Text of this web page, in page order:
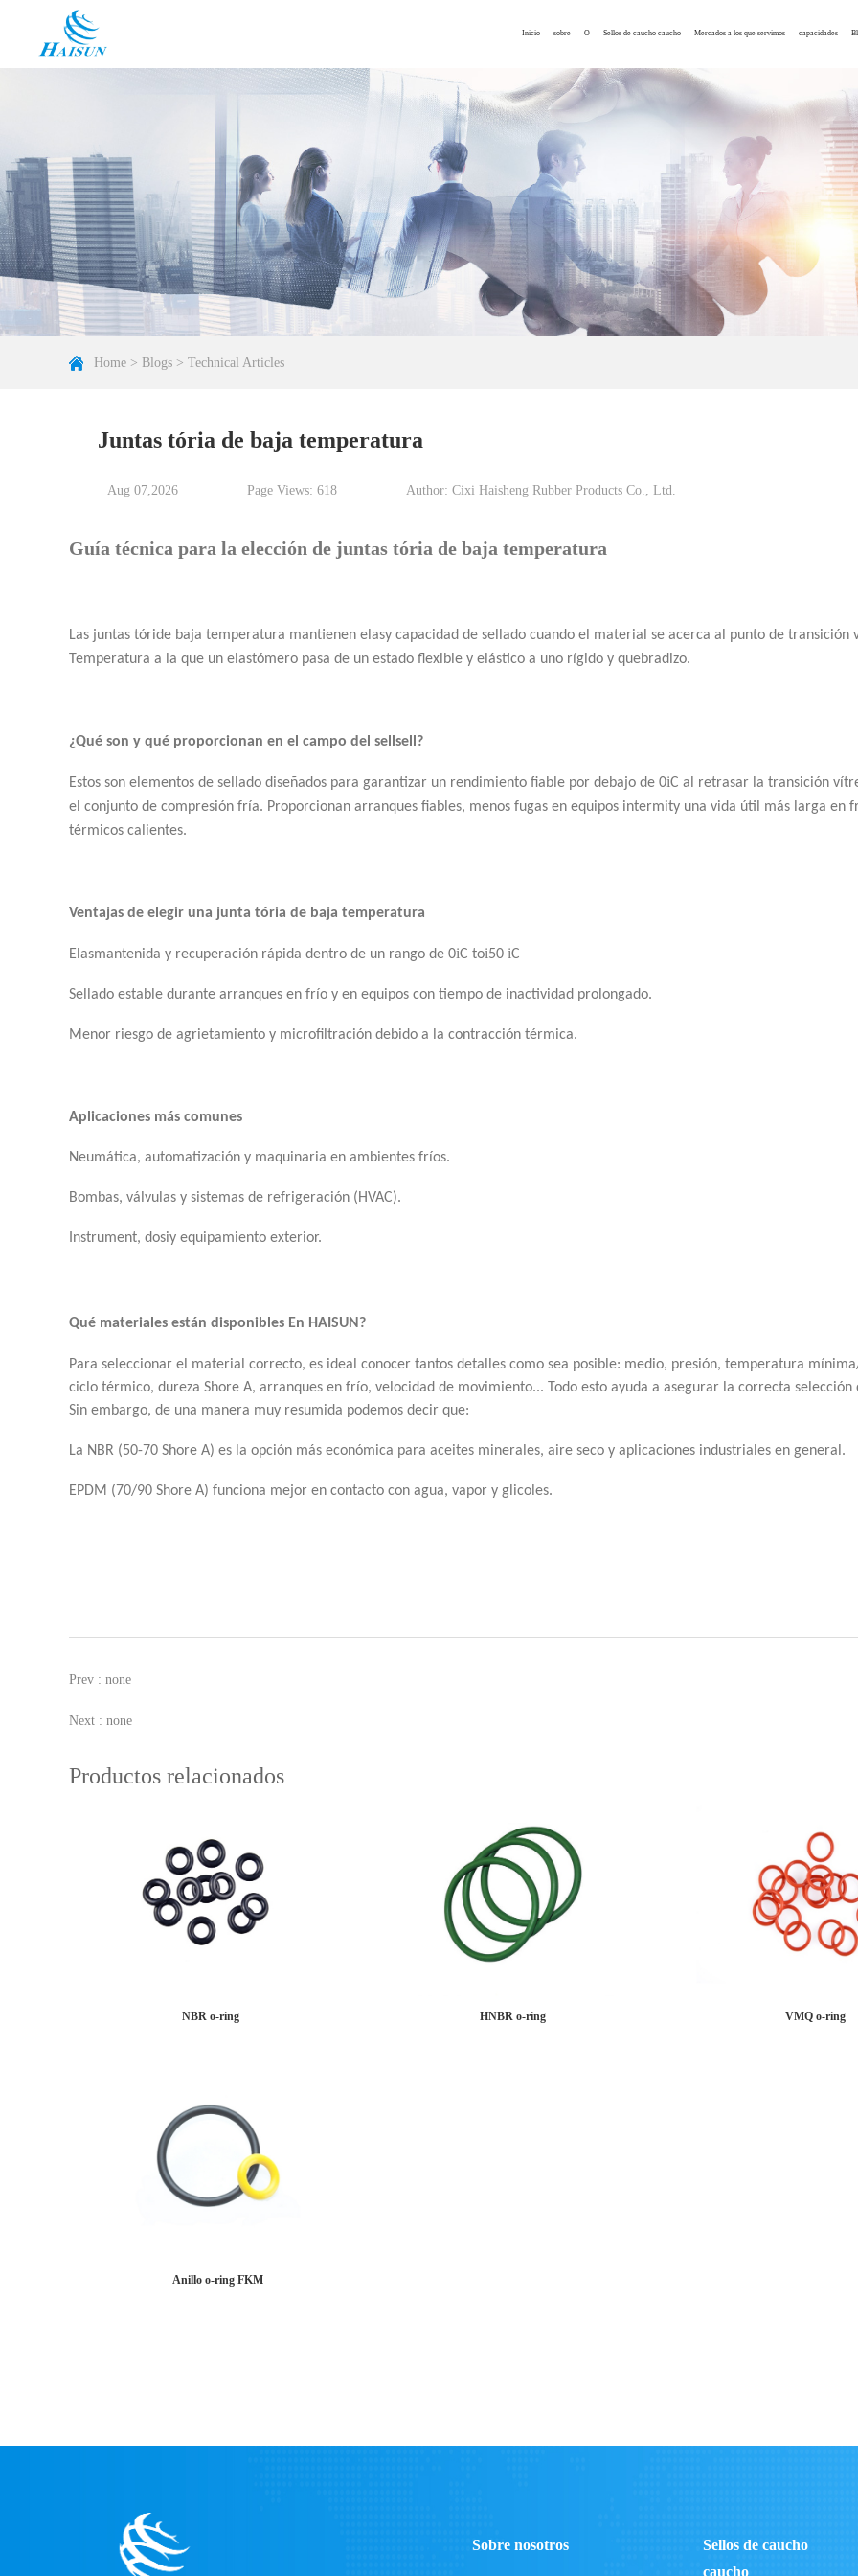
Inicio sobre
Perfil de la empresa
Certificado de patente
Visita a la fábrica
Declaración de privacidad
Términos y condiciones
O
NBR o-ring
HNBR o-ring
VMQ o-ring
Anillo o-ring FKM
EPDM o-ring
Anillo o
CR o-ring
Sellos de caucho caucho
Fabricación en
Anillo de caucho
Fabricación fabricación
Fabricación a partir de caucho
Piezas de caucho a medida
Kits de anillo tóri
Sello de aceite
Sello hidráulico
Mercados a los que servimos
Los teléfonos inteligentes
Piezas de automóviles
Sistema de seguridad
aeroespacial
Equipos de comunicación
Dispositivo médico
Maquinaria alimentaria
capacidades
Servicio de piezas
Servicio
Fabricación en sala
Noticias
Artículos
Home > Blogs > Technical Articles
Juntas tória de baja temperatura
Aug 07,2026 Page Views: 618 Author: Cixi Haisheng Rubber Products Co., Ltd.
Guía técnica para la elección de juntas tória de baja temperatura
Las juntas tóride baja temperatura mantienen elasy capacidad de sellado cuando el material se acerca al punto de transición
Temperatura a la que un elastómero pasa de un estado flexible y elástico a uno rígido y quebradizo.
¿Qué son y qué proporcionan en el campo del sellsell?
Estos son elementos de sellado diseñados para garantizar un rendimiento fiable por debajo de 0iC al retrasar la transición
el conjunto de compresión fría. Proporcionan arranques fiables, menos fugas en equipos intermity una vida útil más larga en
térmicos calientes.
Ventajas de elegir una junta tória de baja temperatura
Elasmantenida y recuperación rápida dentro de un rango de 0iC toi50 iC
Sellado estable durante arranques en frío y en equipos con tiempo de inactividad prolongado.
Menor riesgo de agrietamiento y microfiltración debido a la contracción térmica.
Aplicaciones más comunes
Neumática, automatización y maquinaria en ambientes fríos.
Bombas, válvulas y sistemas de refrigeración (HVAC).
Instrument, dosiy equipamiento exterior.
Qué materiales están disponibles En HAISUN?
Para seleccionar el material correcto, es ideal conocer tantos detalles como sea posible: medio, presión, temperatura
ciclo térmico, dureza Shore A, arranques en frío, velocidad de movimiento... Todo esto ayuda a asegurar la correcta selección
Sin embargo, de una manera muy resumida podemos decir que:
La NBR (50-70 Shore A) es la opción más económica para aceites minerales, aire seco y aplicaciones industriales en general.
EPDM (70/90 Shore A) funciona mejor en contacto con agua, vapor y glicoles.
Prev : none
Next : none
Productos relacionados
NBR o-ring HNBR o-ring VMQ o-ring
Anillo o-ring FKM
Sobre nosotros
Sellos de caucho
caucho